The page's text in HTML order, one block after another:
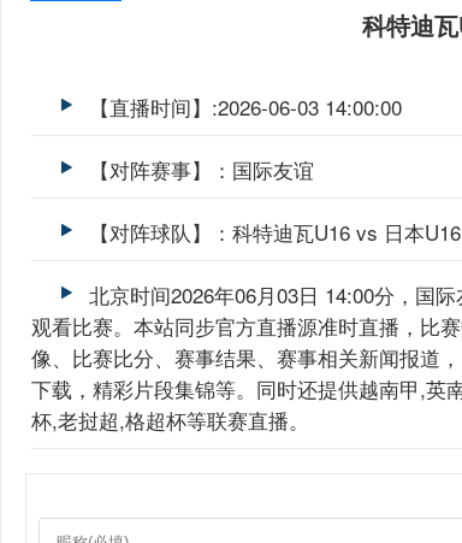
科特迪
【直播时间】:2026-06-03 14:00:00
【对阵赛事】：国际友谊
【对阵球队】：科特迪瓦U16 vs 日本U16
北京时间2026年06月03日 14:00分，国
观看比赛。本站同步官方直播源准时直播，比
像、比赛比分、赛事结果、赛事相关新闻报道
下载，精彩片段集锦等。同时还提供越南甲,英
杯,老挝超,格超杯等联赛直播。